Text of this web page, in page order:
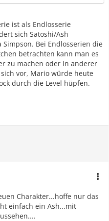
ist als Endlosserie
sich Satoshi/Ash
Bei Endlosserien die
betrachten kann man es
zu machen oder in anderer
vor, Mario würde heute
durch die Level hüpfen.
Charakter...hoffe nur das
einfach ein Ash...mit